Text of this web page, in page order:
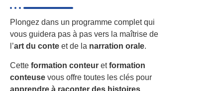
Plongez dans un programme complet qui
vous guidera pas à pas vers la maîtrise de
l’art du conte et de la narration orale.
Cette formation conteur etformation
conteuse vous offre toutes les clés pour
apprendre à raconter des histoires